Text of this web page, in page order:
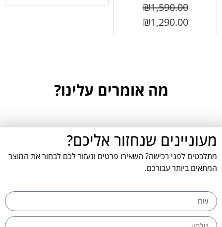
₪1,590.00
₪1,290.00
מה אומרים עלינו?
מעוניינים שנחזור אליכם?
מתלבטים לפני רכישה? השאירו פרטים ונעזור לכם לבחור את המוצר
המתאים ביותר עבורכם.